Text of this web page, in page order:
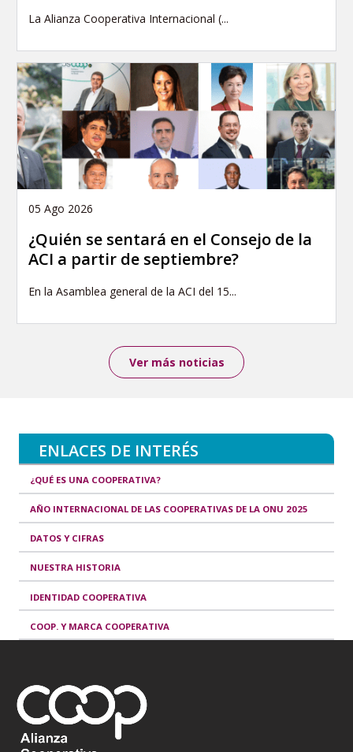
La Alianza Cooperativa Internacional (...
05 Ago 2026
¿Quién se sentará en el Consejo de la
ACI a partir de septiembre?
En la Asamblea general de la ACI del 15...
Ver más noticias
ENLACES DE INTERÉS
¿QUÉ ES UNA COOPERATIVA?
AÑO INTERNACIONAL DE LAS COOPERATIVAS DE LA ONU 2025
DATOS Y CIFRAS
NUESTRA HISTORIA
IDENTIDAD COOPERATIVA
COOP. Y MARCA COOPERATIVA